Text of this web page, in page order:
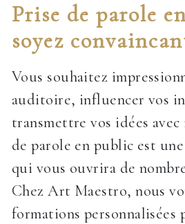
Prise de parole
soyez
Vous souhaitez
auditoire, influencer vos
transmettre vos idées avec
de parole en public est
qui vous ouvrira de
Chez Art Maestro, nous
formations personnalisées